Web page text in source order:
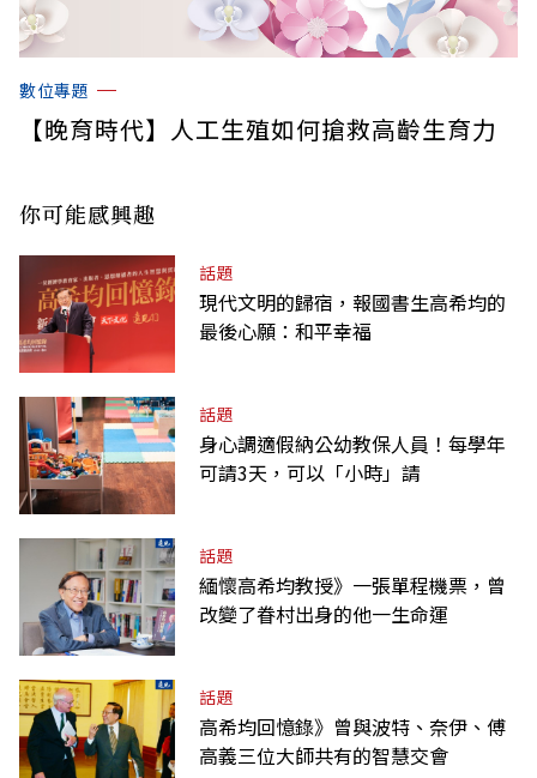
數位專題
【晚育時代】人工生殖如何搶救高齡生育力
你可能感興趣
話題
現代文明的歸宿，報國書生高希均的
最後心願：和平幸福
話題
身心調適假納公幼教保人員！每學年
可請3天，可以「小時」請
話題
緬懷高希均教授》一張單程機票，曾
改變了眷村出身的他一生命運
話題
高希均回憶錄》曾與波特、奈伊、傅
高義三位大師共有的智慧交會